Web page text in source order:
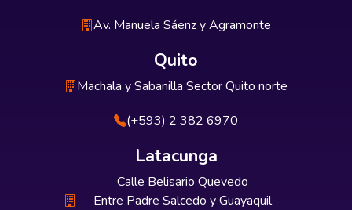
Av. Manuela Sáenz y Agramonte
Quito
Machala y Sabanilla Sector Quito norte
(+593) 2 382 6970
Latacunga
Calle Belisario Quevedo
Entre Padre Salcedo y Guayaquil